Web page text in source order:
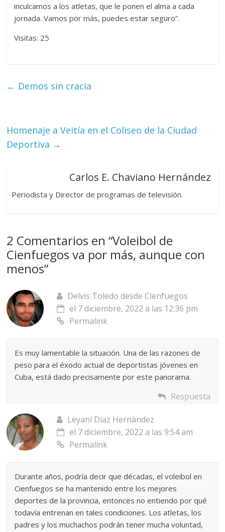
inculcamos a los atletas, que le ponen el alma a cada
jornada. Vamos por más, puedes estar seguro”.
Visitas: 25
← Demos sin cracia
Homenaje a Veitía en el Coliseo de la Ciudad
Deportiva →
Carlos E. Chaviano Hernández
Periodista y Director de programas de televisión.
2 Comentarios en “Voleibol de
Cienfuegos va por más, aunque con
menos”
Delvis Toledo desde Cienfuegos
el 7 diciembre, 2022 a las 12:36 pm
Permalink
Es muy lamentable la situación. Una de las razones de
peso para el éxodo actual de deportistas jóvenes en
Cuba, está dado precisamente por este panorama.
Respuesta
Leyaní Díaz Hernández
el 7 diciembre, 2022 a las 9:54 am
Permalink
Durante años, podría decir que décadas, el voleibol en
Cienfuegos se ha mantenido entre los mejores
deportes de la provincia, entonces no entiendo por qué
todavía entrenan en tales condiciones. Los atletas, los
padres y los muchachos podrán tener mucha voluntad,